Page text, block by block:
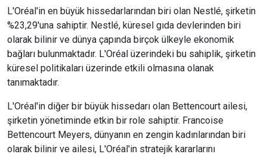
L'Oréal'in en büyük hissedarlarından biri olan Nestlé, şirketin
%23,29'una sahiptir. Nestlé, küresel gıda devlerinden biri
olarak bilinir ve dünya çapında birçok ülkeyle ekonomik
bağları bulunmaktadır. L'Oréal üzerindeki bu sahiplik, şirketin
küresel politikaları üzerinde etkili olmasına olanak
tanımaktadır.
L'Oréal'in diğer bir büyük hissedarı olan Bettencourt ailesi,
şirketin yönetiminde etkin bir role sahiptir. Francoise
Bettencourt Meyers, dünyanın en zengin kadınlarından biri
olarak bilinir ve ailesi, L'Oréal'in stratejik kararlarını